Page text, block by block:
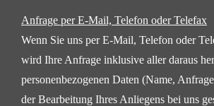
Anfrage per E-Mail, Telefon oder Telefax
Wenn Sie uns per E-Mail, Telefon oder
wird Ihre Anfrage inklusive aller daraus
personenbezogenen Daten (Name,
der Bearbeitung Ihres Anliegens bei uns